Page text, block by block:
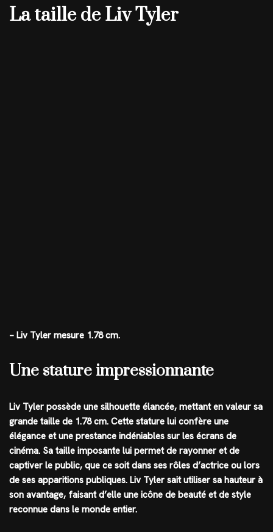
La taille de Liv Tyler
– Liv Tyler mesure 1.78 cm.
Une stature impressionnante
Liv Tyler possède une silhouette élancée, mettant en valeur sa
grande taille de 1.78 cm. Cette stature lui confère une
élégance et une prestance indéniables sur les écrans de
cinéma. Sa taille imposante lui permet de rayonner et de
captiver le public, que ce soit dans ses rôles d’actrice ou lors
de ses apparitions publiques. Liv Tyler sait utiliser sa hauteur à
son avantage, faisant d’elle une icône de beauté et de style
reconnue dans le monde entier.